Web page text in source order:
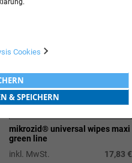
mikrozid® universal wipes maxi
green line
inkl. MwSt.
17,83 €
Cookies
& SPEICHERN